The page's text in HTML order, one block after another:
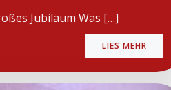
Jubiläum Was […]
LIES MEHR